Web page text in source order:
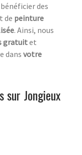
des
de peinture
. Ainsi, nous
gratuitet
dans votre
sur Jongieux